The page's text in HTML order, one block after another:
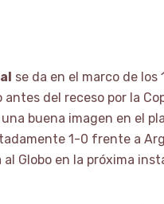
se da en el marco de
del receso por la
buena imagen en el
1-0 frente a
Globo en la próxima